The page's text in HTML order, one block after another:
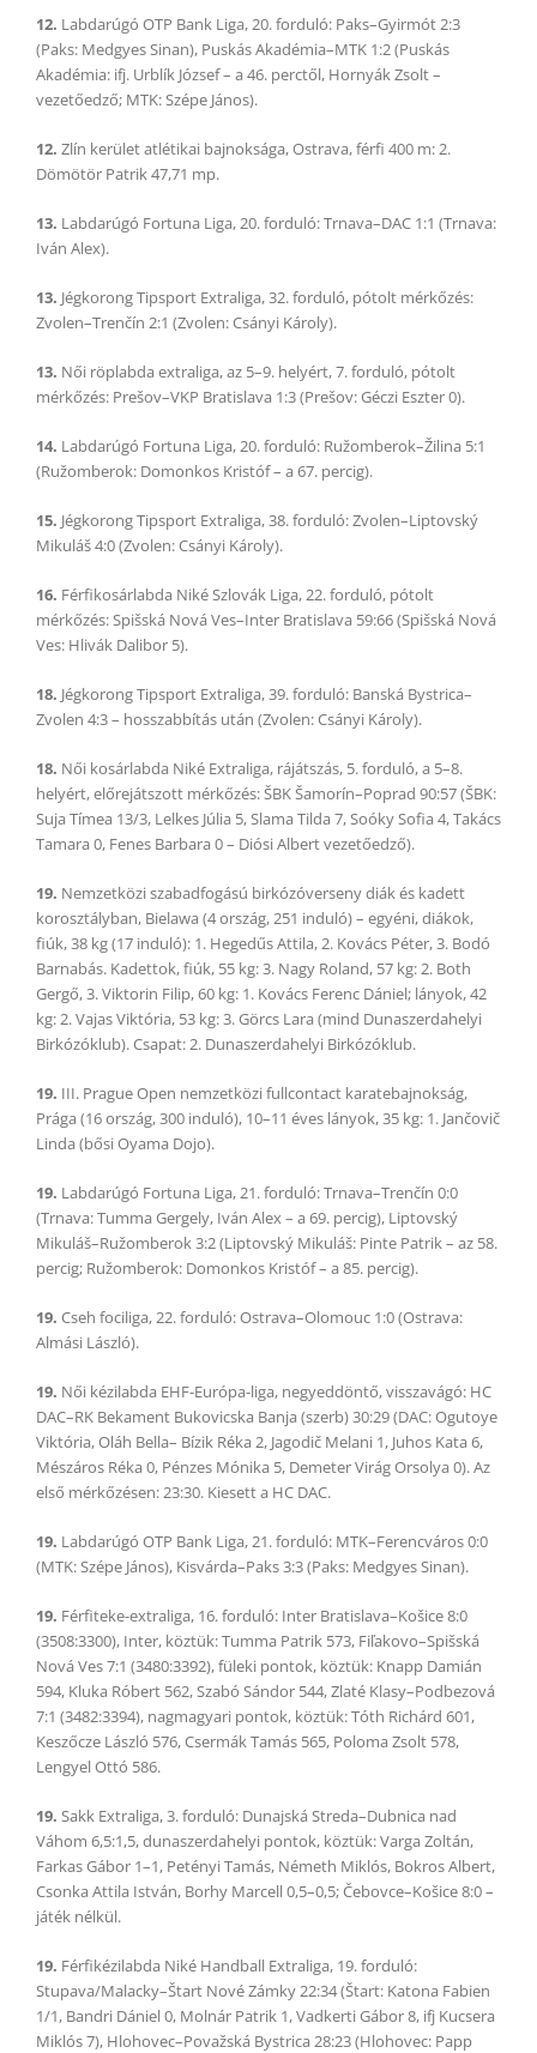
12. Labdarúgó OTP Bank Liga, 20. forduló: Paks–Gyirmót 2:3
(Paks: Medgyes Sinan), Puskás Akadémia–MTK 1:2 (Puskás
Akadémia: ifj. Urblík József – a 46. perctől, Hornyák Zsolt –
vezetőedző; MTK: Szépe János).
12. Zlín kerület atlétikai bajnoksága, Ostrava, férfi 400 m: 2.
Dömötör Patrik 47,71 mp.
13. Labdarúgó Fortuna Liga, 20. forduló: Trnava–DAC 1:1 (Trnava:
Iván Alex).
13. Jégkorong Tipsport Extraliga, 32. forduló, pótolt mérkőzés:
Zvolen–Trenčín 2:1 (Zvolen: Csányi Károly).
13. Női röplabda extraliga, az 5–9. helyért, 7. forduló, pótolt
mérkőzés: Prešov–VKP Bratislava 1:3 (Prešov: Géczi Eszter 0).
14. Labdarúgó Fortuna Liga, 20. forduló: Ružomberok–Žilina 5:1
(Ružomberok: Domonkos Kristóf – a 67. percig).
15. Jégkorong Tipsport Extraliga, 38. forduló: Zvolen–Liptovský
Mikuláš 4:0 (Zvolen: Csányi Károly).
16. Férfikosárlabda Niké Szlovák Liga, 22. forduló, pótolt
mérkőzés: Spišská Nová Ves–Inter Bratislava 59:66 (Spišská Nová
Ves: Hlivák Dalibor 5).
18. Jégkorong Tipsport Extraliga, 39. forduló: Banská Bystrica–
Zvolen 4:3 – hosszabbítás után (Zvolen: Csányi Károly).
18. Női kosárlabda Niké Extraliga, rájátszás, 5. forduló, a 5–8.
helyért, előrejátszott mérkőzés: ŠBK Šamorín–Poprad 90:57 (ŠBK:
Suja Tímea 13/3, Lelkes Júlia 5, Slama Tilda 7, Soóky Sofia 4, Takács
Tamara 0, Fenes Barbara 0 – Diósi Albert vezetőedző).
19. Nemzetközi szabadfogású birkózóverseny diák és kadett
korosztályban, Bielawa (4 ország, 251 induló) – egyéni, diákok,
fiúk, 38 kg (17 induló): 1. Hegedűs Attila, 2. Kovács Péter, 3. Bodó
Barnabás. Kadettok, fiúk, 55 kg: 3. Nagy Roland, 57 kg: 2. Both
Gergő, 3. Viktorin Filip, 60 kg: 1. Kovács Ferenc Dániel; lányok, 42
kg: 2. Vajas Viktória, 53 kg: 3. Görcs Lara (mind Dunaszerdahelyi
Birkózóklub). Csapat: 2. Dunaszerdahelyi Birkózóklub.
19. III. Prague Open nemzetközi fullcontact karatebajnokság,
Prága (16 ország, 300 induló), 10–11 éves lányok, 35 kg: 1. Jančovič
Linda (bősi Oyama Dojo).
19. Labdarúgó Fortuna Liga, 21. forduló: Trnava–Trenčín 0:0
(Trnava: Tumma Gergely, Iván Alex – a 69. percig), Liptovský
Mikuláš–Ružomberok 3:2 (Liptovský Mikuláš: Pinte Patrik – az 58.
percig; Ružomberok: Domonkos Kristóf – a 85. percig).
19. Cseh fociliga, 22. forduló: Ostrava–Olomouc 1:0 (Ostrava:
Almási László).
19. Női kézilabda EHF-Európa-liga, negyeddöntő, visszavágó: HC
DAC–RK Bekament Bukovicska Banja (szerb) 30:29 (DAC: Ogutoye
Viktória, Oláh Bella– Bízik Réka 2, Jagodič Melani 1, Juhos Kata 6,
Mészáros Réka 0, Pénzes Mónika 5, Demeter Virág Orsolya 0). Az
első mérkőzésen: 23:30. Kiesett a HC DAC.
19. Labdarúgó OTP Bank Liga, 21. forduló: MTK–Ferencváros 0:0
(MTK: Szépe János), Kisvárda–Paks 3:3 (Paks: Medgyes Sinan).
19. Férfiteke-extraliga, 16. forduló: Inter Bratislava–Košice 8:0
(3508:3300), Inter, köztük: Tumma Patrik 573, Fiľakovo–Spišská
Nová Ves 7:1 (3480:3392), füleki pontok, köztük: Knapp Damián
594, Kluka Róbert 562, Szabó Sándor 544, Zlaté Klasy–Podbezová
7:1 (3482:3394), nagmagyari pontok, köztük: Tóth Richárd 601,
Keszőcze László 576, Csermák Tamás 565, Poloma Zsolt 578,
Lengyel Ottó 586.
19. Sakk Extraliga, 3. forduló: Dunajská Streda–Dubnica nad
Váhom 6,5:1,5, dunaszerdahelyi pontok, köztük: Varga Zoltán,
Farkas Gábor 1–1, Petényi Tamás, Németh Miklós, Bokros Albert,
Csonka Attila István, Borhy Marcell 0,5–0,5; Čebovce–Košice 8:0 –
játék nélkül.
19. Férfikézilabda Niké Handball Extraliga, 19. forduló:
Stupava/Malacky–Štart Nové Zámky 22:34 (Štart: Katona Fabien
1/1, Bandri Dániel 0, Molnár Patrik 1, Vadkerti Gábor 8, ifj Kucsera
Miklós 7), Hlohovec–Považská Bystrica 28:23 (Hlohovec: Papp